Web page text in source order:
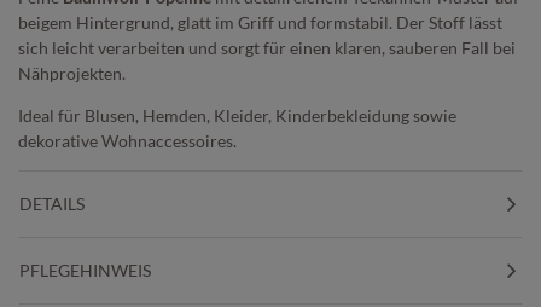
beigem Hintergrund, glatt im Griff und formstabil. Der Stoff lässt
sich leicht verarbeiten und sorgt für einen klaren, sauberen Fall bei
Nähprojekten.
Ideal für Blusen, Hemden, Kleider, Kinderbekleidung sowie
dekorative Wohnaccessoires.
DETAILS
PFLEGEHINWEIS